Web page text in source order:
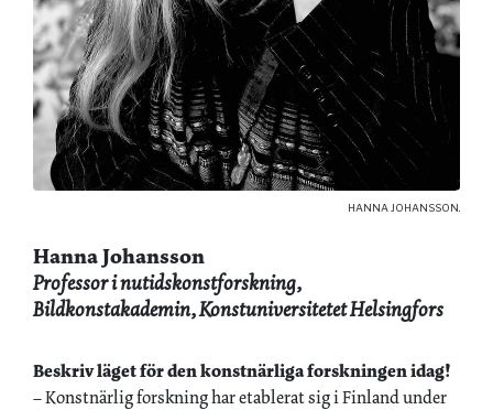
HANNA JOHANSSON.
Hanna Johansson
Professor i nutidskonstforskning,
Bildkonstakademin, Konstuniversitetet Helsingfors
Beskriv läget för den konstnärliga forskningen idag!
– Konstnärlig forskning har etablerat sig i Finland under